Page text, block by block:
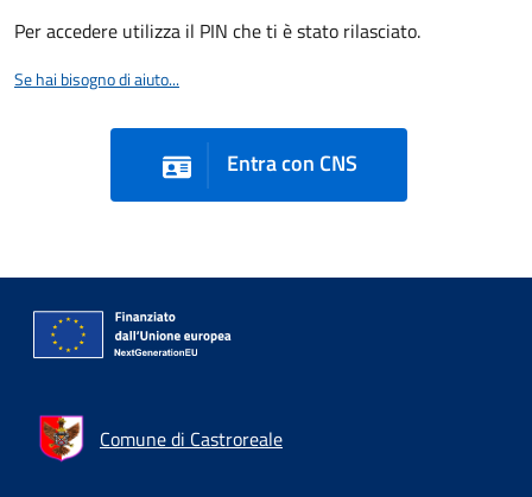
Per accedere utilizza il PIN che ti è stato rilasciato.
Se hai bisogno di aiuto...
Entra con CNS
Comune di Castroreale